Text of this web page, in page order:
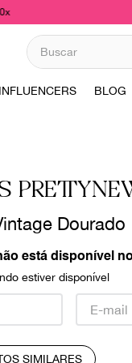
Buscar
INFLUENCERS BLOG
Dourado
está disponível
estiver disponível
SIMILARES